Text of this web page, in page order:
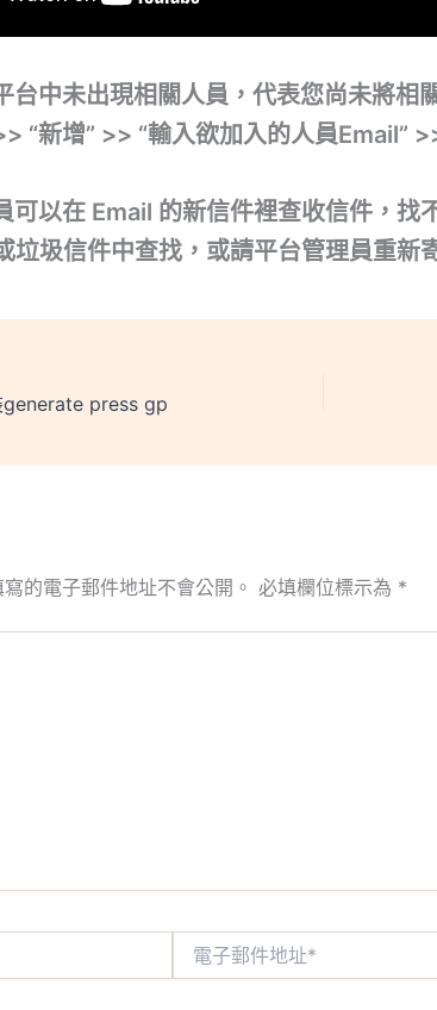
台中未出現相關人員，代表您尚未將相
“新增” >> “輸入欲加入的人員Email”
可以在 Email 的新信件裡查收信件，找
垃圾信件中查找，或請平台管理員重新
press gp
的電子郵件地址不會公開。 必填欄位標示為 *